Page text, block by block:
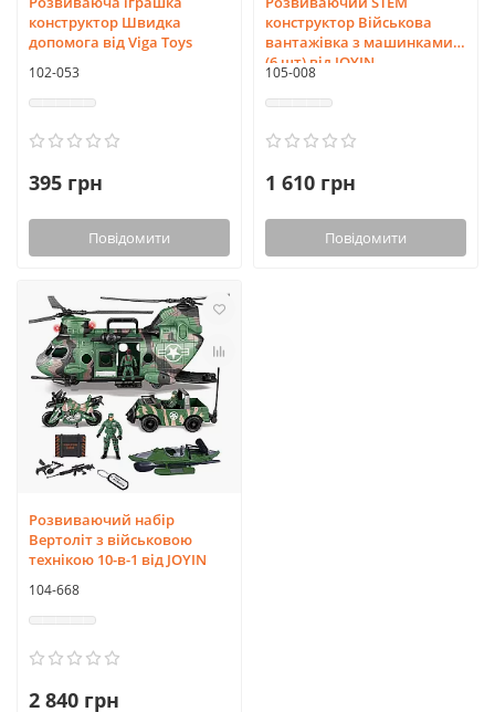
конструктор Швидка
допомога від Viga Toys
102-053
395 грн
Повідомити
конструктор Військова
вантажівка з машинками
(6 шт) від JOYIN
105-008
1 610 грн
Повідомити
Розвиваючий набір
Вертоліт з військовою
технікою 10-в-1 від JOYIN
104-668
2 840 грн